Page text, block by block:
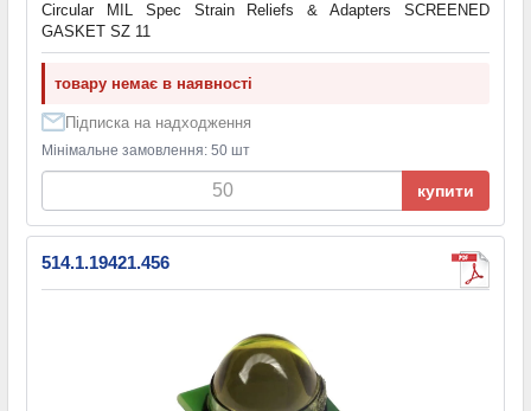
Circular MIL Spec Strain Reliefs & Adapters SCREENED
GASKET SZ 11
товару немає в наявності
Підписка на надходження
Мінімальне замовлення: 50 шт
купити
514.1.19421.456